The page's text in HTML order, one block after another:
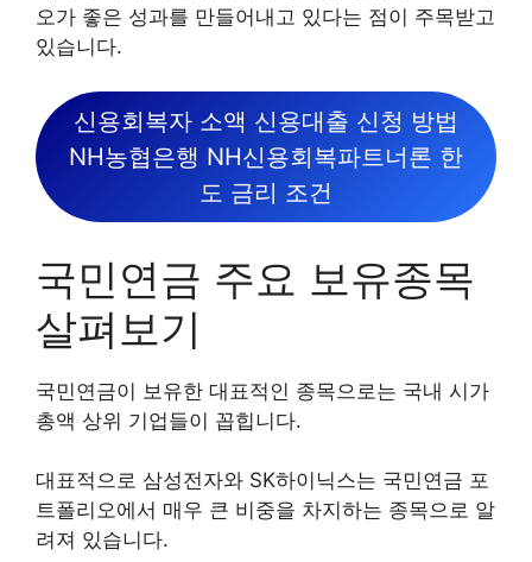
오가 좋은 성과를 만들어내고 있다는 점이 주목받고
있습니다.
신용회복자 소액 신용대출 신청 방법
NH농협은행 NH신용회복파트너론 한
도 금리 조건
국민연금 주요 보유종목
살펴보기
국민연금이 보유한 대표적인 종목으로는 국내 시가
총액 상위 기업들이 꼽힙니다.
대표적으로 삼성전자와 SK하이닉스는 국민연금 포
트폴리오에서 매우 큰 비중을 차지하는 종목으로 알
려져 있습니다.